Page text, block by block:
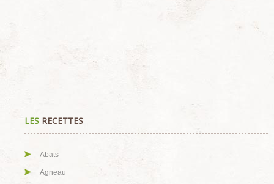
LES RECETTES
Abats
Agneau